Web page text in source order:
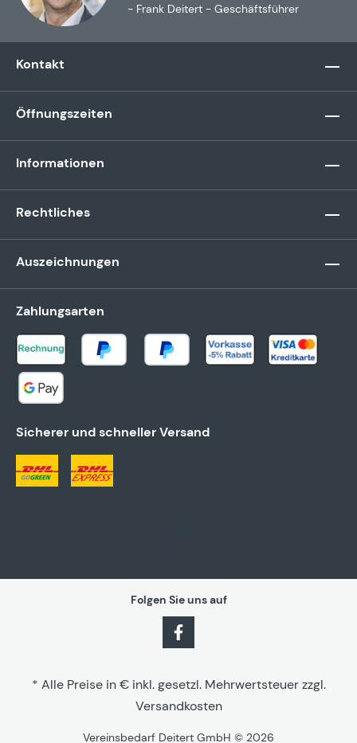
- Frank Deitert - Geschäftsführer
Kontakt
Öffnungszeiten
Informationen
Rechtliches
Auszeichnungen
Zahlungsarten
Sicherer und schneller Versand
Folgen Sie uns auf
* Alle Preise in € inkl. gesetzl. Mehrwertsteuer zzgl.
Versandkosten
Vereinsbedarf Deitert GmbH © 2026